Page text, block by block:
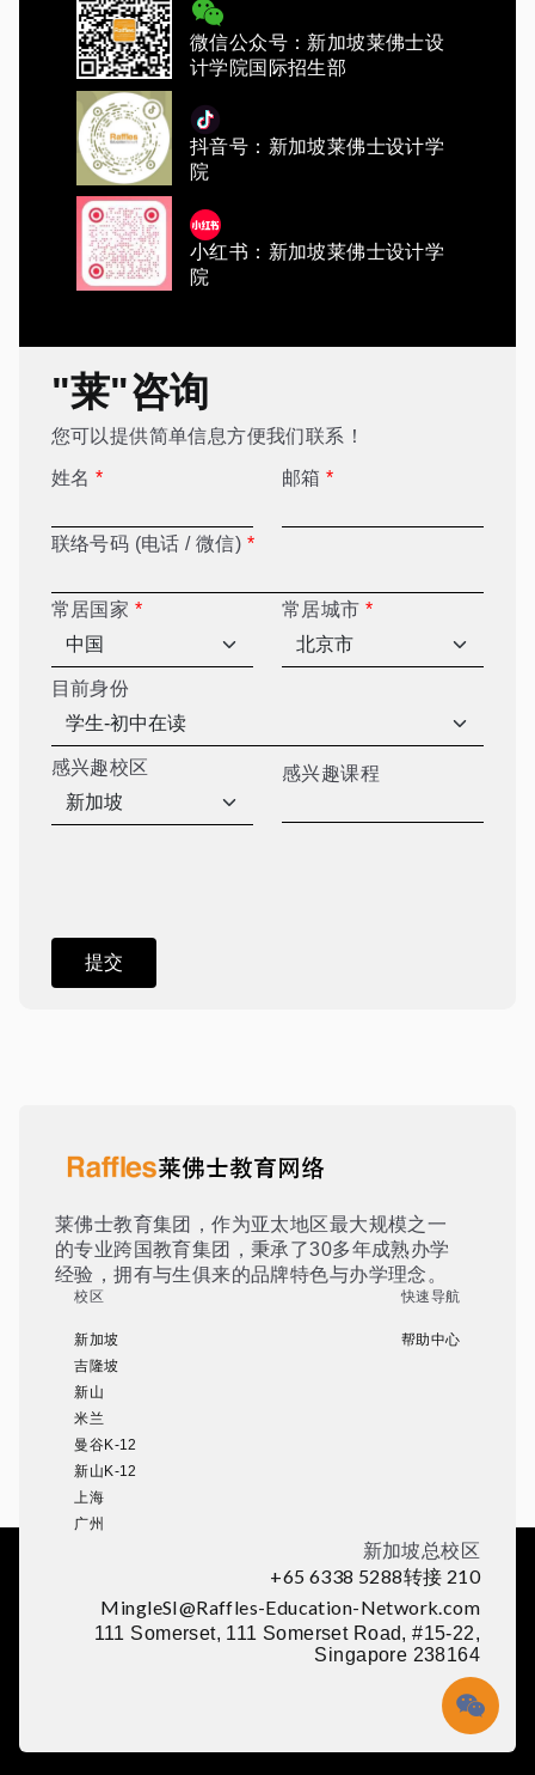
微信公众号：新加坡莱佛士设
计学院国际招生部
抖音号：新加坡莱佛士设计学
院
小红书：新加坡莱佛士设计学
院
"莱"咨询
您可以提供简单信息方便我们联系！
姓名 * 邮箱*
联络号码 (电话 / 微信) *
常居国家 * 常居城市*
目前身份
感兴趣校区 感兴趣课程
莱佛士教育集团，作为亚太地区最大规模之一
的专业跨国教育集团，秉承了30多年成熟办学
经验，拥有与生俱来的品牌特色与办学理念。
校区
新加坡
吉隆坡
新山
米兰
曼谷K-12
新山K-12
上海
广州
快速导航
帮助中心
新加坡总校区
+65 6338 5288转接 210
MingleSI@Raffles-Education-Network.com
111 Somerset, 111 Somerset Road, #15-22,
Singapore 238164